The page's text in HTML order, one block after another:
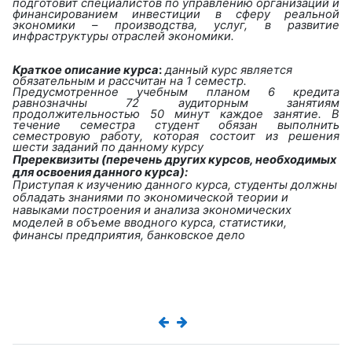
финансированием инвестиции в сферу реальной
экономики – производства, услуг, в развитие
инфраструктуры отраслей экономики.
Краткое описание курса:данный курс является
обязательным и рассчитан на 1 семестр.
Предусмотренное учебным планом 6 кредита
равнозначны 72 аудиторным занятиям
продолжительностью 50 минут каждое занятие. В
течение семестра студент обязан выполнить
семестровую работу, которая состоит из решения
шести заданий по данному курсу
Пререквизиты (перечень других курсов, необходимых
для освоения данного курса):
Приступая к изучению данного курса, студенты должны
обладать знаниями по экономической теории и
навыками построения и анализа экономических
моделей в объеме вводного курса, статистики,
финансы предприятия, банковское дело